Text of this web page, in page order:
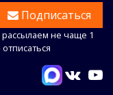
Подписаться
не чаще 1